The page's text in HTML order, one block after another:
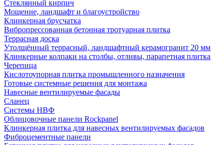
Cтеклянный кирпич
Мощение, ландшафт и благоустройство
Клинкерная брусчатка
Вибропрессованная бетонная тротуарная плитка
Террасная доска
Утолщённый террасный, ландшафтный керамогранит 20 мм
Клинкерные колпаки на столбы, отливы, парапетная плитка
Черепица
Кислотоупорная плитка промышленного назначения
Готовые системные решения для монтажа
Навесные вентилируемые фасады
Сланец
Системы НВФ
Облицовочные панели Rockpanel
Клинкерная плитка для навесных вентилируемых фасадов
Фиброцементные панели